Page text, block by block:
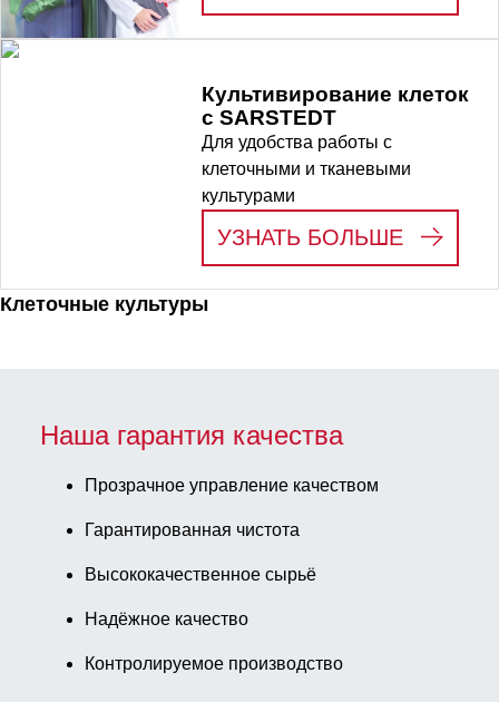
Клеточные культуры
Культивирование клеток
с SARSTEDT
Для удобства работы с
клеточными и тканевыми
культурами
УЗНАТЬ БОЛЬШЕ:
Наша гарантия качества
Прозрачное управление качеством
Гарантированная чистота
Высококачественное сырьё
Надёжное качество
Контролируемое производство